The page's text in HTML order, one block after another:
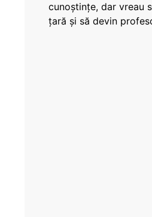
cunoștințe, dar vreau
țară și să devin